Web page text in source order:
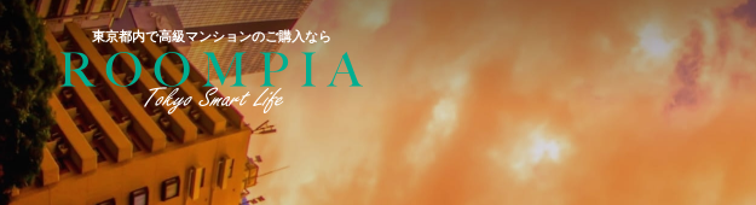
東京都内で高級マンションのご購入なら